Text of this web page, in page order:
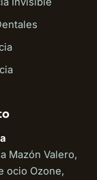
Mazón Valero,
ocio Ozone,